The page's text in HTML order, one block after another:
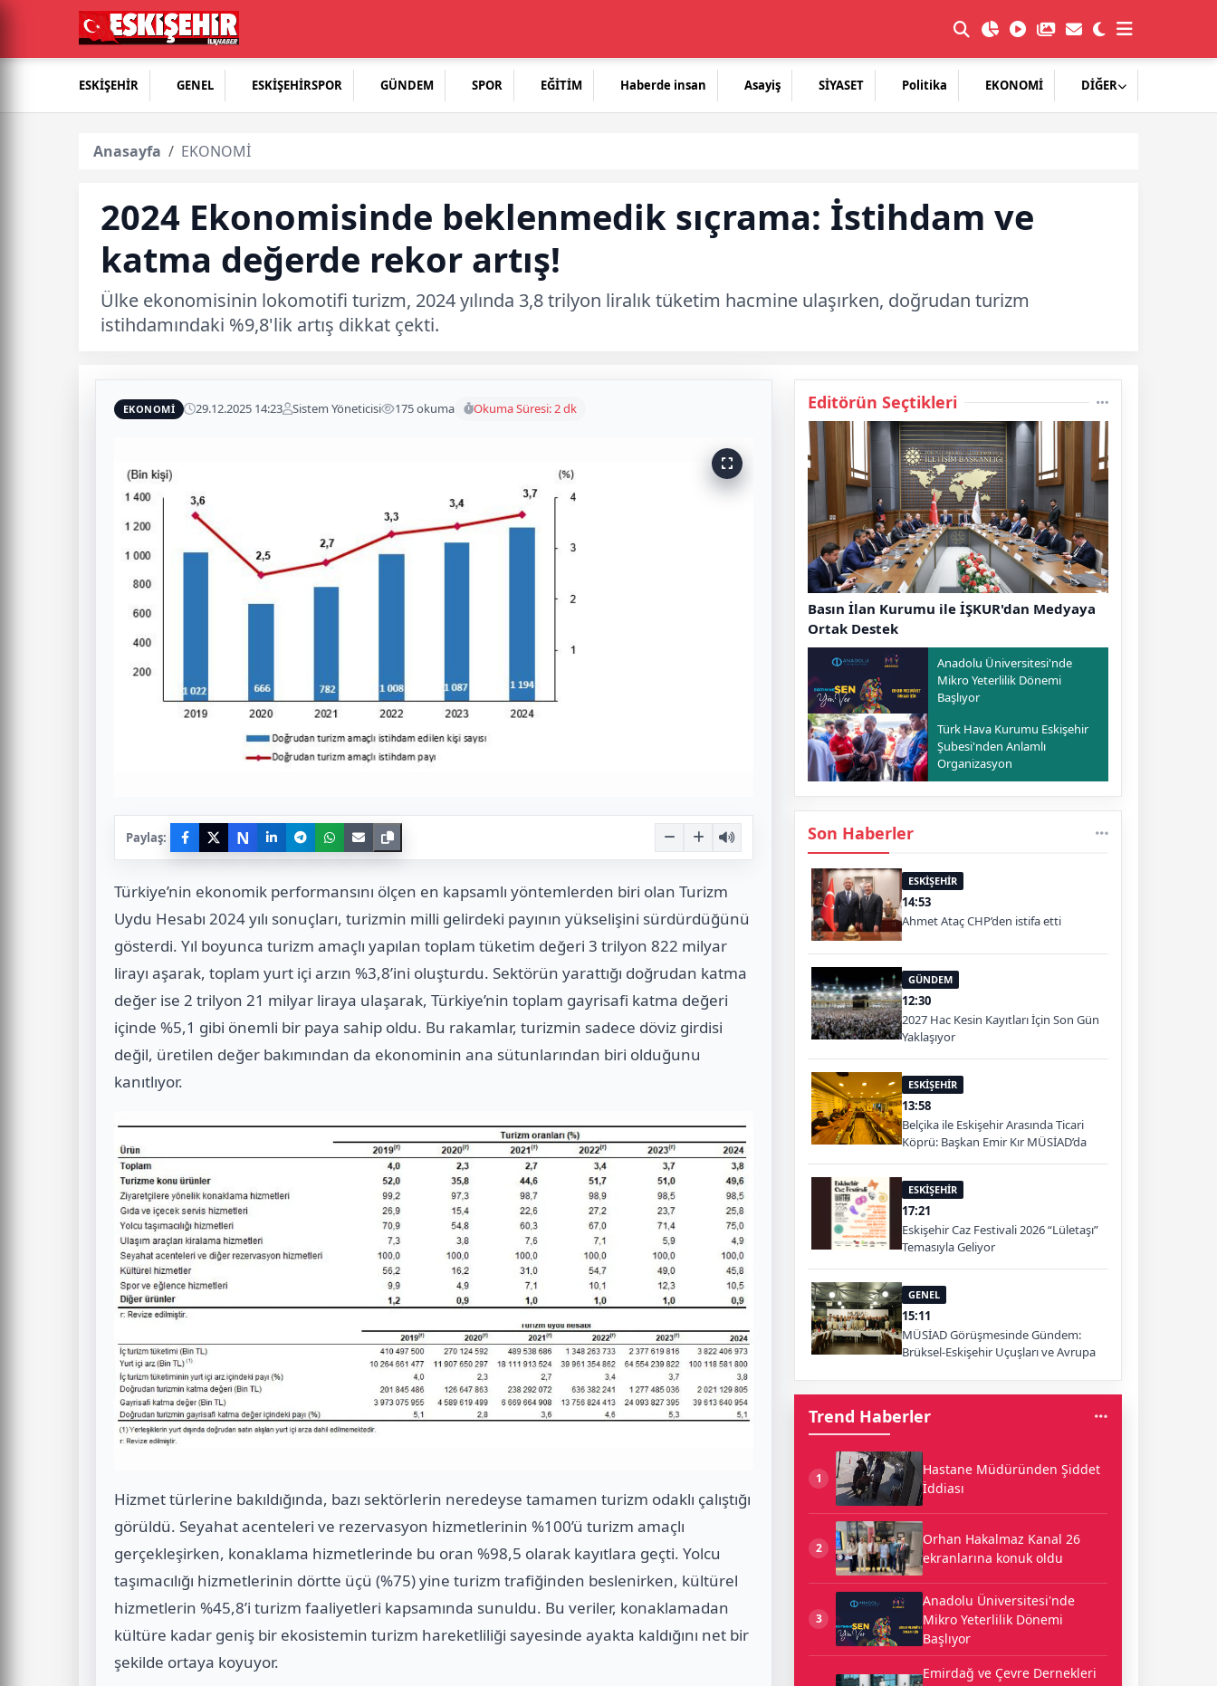
ESKİŞEHİR GENEL ESKİŞEHİRSPOR GÜNDEM SPOR EĞİTİM Haberde insan Asayiş SİYASET Politika EKONOMİ DİĞER
Anasayfa EKONOMİ
2024 Ekonomisinde beklenmedik sıçrama: İstihdam ve
katma değerde rekor artış!
Ülke ekonomisinin lokomotifi turizm, 2024 yılında 3,8 trilyon liralık tüketim hacmine ulaşırken, doğrudan turizm
istihdamındaki %9,8'lik artış dikkat çekti.
EKONOMİ 29.12.2025 14:23 Sistem Yöneticisi 175 okuma Okuma Süresi: 2 dk
Paylaş: N
Türkiye’nin ekonomik performansını ölçen en kapsamlı yöntemlerden biri olan Turizm
Uydu Hesabı 2024 yılı sonuçları, turizmin milli gelirdeki payının yükselişini sürdürdüğünü
gösterdi. Yıl boyunca turizm amaçlı yapılan toplam tüketim değeri 3 trilyon 822 milyar
lirayı aşarak, toplam yurt içi arzın %3,8’ini oluşturdu. Sektörün yarattığı doğrudan katma
değer ise 2 trilyon 21 milyar liraya ulaşarak, Türkiye’nin toplam gayrisafi katma değeri
içinde %5,1 gibi önemli bir paya sahip oldu. Bu rakamlar, turizmin sadece döviz girdisi
değil, üretilen değer bakımından da ekonominin ana sütunlarından biri olduğunu
kanıtlıyor.
Hizmet türlerine bakıldığında, bazı sektörlerin neredeyse tamamen turizm odaklı çalıştığı
görüldü. Seyahat acenteleri ve rezervasyon hizmetlerinin %100’ü turizm amaçlı
gerçekleşirken, konaklama hizmetlerinde bu oran %98,5 olarak kayıtlara geçti. Yolcu
taşımacılığı hizmetlerinin dörtte üçü (%75) yine turizm trafiğinden beslenirken, kültürel
hizmetlerin %45,8’i turizm faaliyetleri kapsamında sunuldu. Bu veriler, konaklamadan
kültüre kadar geniş bir ekosistemin turizm hareketliliği sayesinde ayakta kaldığını net bir
şekilde ortaya koyuyor.
Editörün Seçtikleri
Basın İlan Kurumu ile İŞKUR'dan Medyaya
Ortak Destek
Anadolu Üniversitesi'nde
Mikro Yeterlilik Dönemi
Başlıyor
Türk Hava Kurumu Eskişehir
Şubesi'nden Anlamlı
Organizasyon
Son Haberler
ESKİŞEHİR
14:53
Ahmet Ataç CHP’den istifa etti
GÜNDEM
12:30
2027 Hac Kesin Kayıtları İçin Son Gün
Yaklaşıyor
ESKİŞEHİR
13:58
Belçika ile Eskişehir Arasında Ticari
Köprü: Başkan Emir Kır MÜSİAD’da
ESKİŞEHİR
17:21
Eskişehir Caz Festivali 2026 “Lületaşı”
Temasıyla Geliyor
GENEL
15:11
MÜSİAD Görüşmesinde Gündem:
Brüksel-Eskişehir Uçuşları ve Avrupa
Trend Haberler
1
Hastane Müdüründen Şiddet
İddiası
2
Orhan Hakalmaz Kanal 26
ekranlarına konuk oldu
3
Anadolu Üniversitesi'nde
Mikro Yeterlilik Dönemi
Başlıyor
Emirdağ ve Çevre Dernekleri